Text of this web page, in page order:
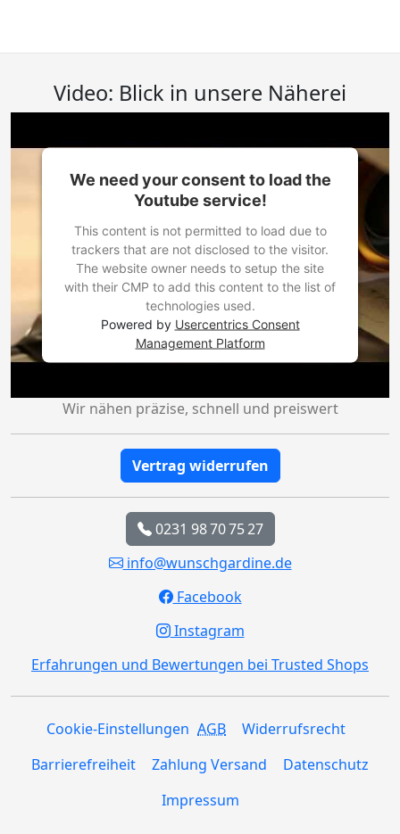
Video: Blick in unsere Näherei
We need your consent to load the
Youtube service!
This content is not permitted to load due to
trackers that are not disclosed to the visitor.
The website owner needs to setup the site
with their CMP to add this content to the list of
technologies used.
Powered by Usercentrics Consent
Management Platform
Wir nähen präzise, schnell und preiswert
Vertrag widerrufen
0231 98 70 75 27
info@wunschgardine.de
Facebook
Instagram
Erfahrungen und Bewertungen bei Trusted Shops
Cookie-Einstellungen AGB
Widerrufsrecht
Barrierefreiheit
Zahlung Versand
Datenschutz
Impressum